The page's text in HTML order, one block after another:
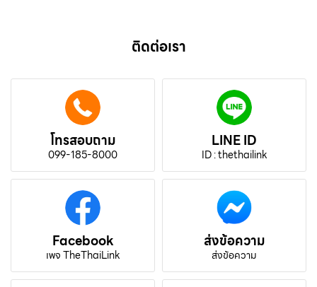
ติดต่อเรา
โทรสอบถาม
099-185-8000
LINE ID
ID : thethailink
Facebook
เพจ TheThaiLink
ส่งข้อความ
ส่งข้อความ